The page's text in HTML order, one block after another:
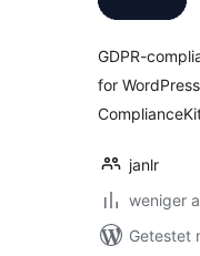
GDPR-
for
janlr
weniger
Getestet